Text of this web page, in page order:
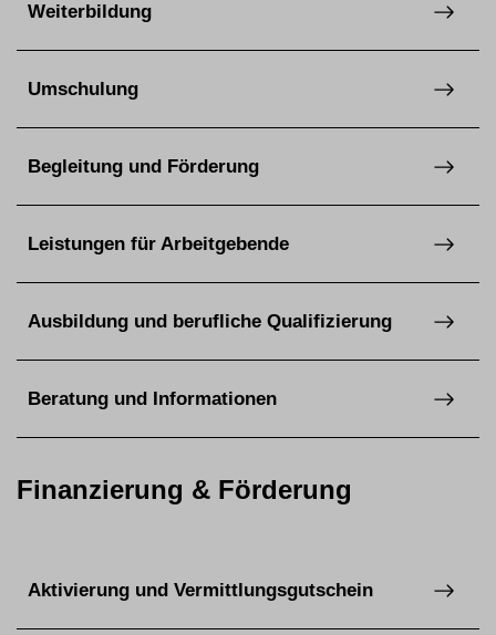
Weiterbildung
Umschulung
Begleitung und Förderung
Leistungen für Arbeitgebende
Ausbildung und berufliche Qualifizierung
Beratung und Informationen
Finanzierung & Förderung
Aktivierung und Vermittlungsgutschein